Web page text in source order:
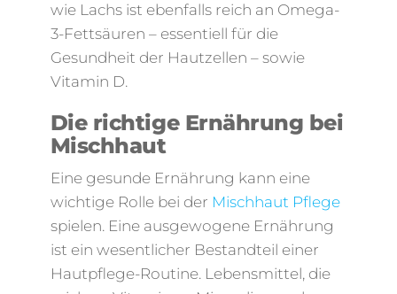
wie Lachs ist ebenfalls reich an Omega-
3-Fettsäuren – essentiell für die
Gesundheit der Hautzellen – sowie
Vitamin D.
Die richtige Ernährung bei
Mischhaut
Eine gesunde Ernährung kann eine
wichtige Rolle bei der Mischhaut Pflege
spielen. Eine ausgewogene Ernährung
ist ein wesentlicher Bestandteil einer
Hautpflege-Routine. Lebensmittel, die